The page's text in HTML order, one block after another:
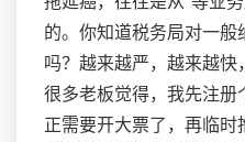
的。你知道税务局对一
吗？越来越严，越来越快
很多老板觉得，我先注
正需要开大票了，再临时